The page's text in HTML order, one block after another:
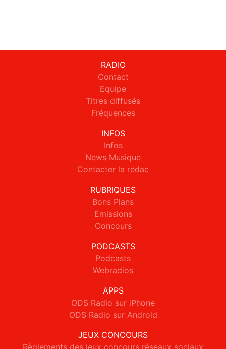
RADIO
Contact
Equipe
Titres diffusés
Fréquences
INFOS
Infos
News Musique
Contacter la rédac
RUBRIQUES
Bons Plans
Emissions
Concours
PODCASTS
Podcasts
Webradios
APPS
ODS Radio sur iPhone
ODS Radio sur Android
JEUX CONCOURS